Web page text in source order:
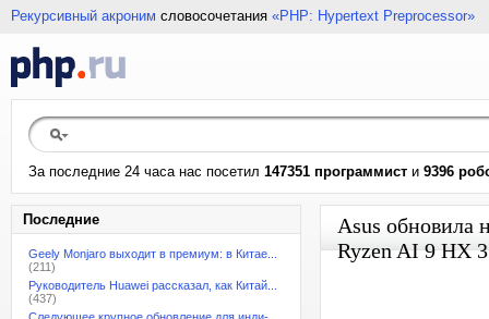
Рекурсивный акроним словосочетания «PHP: Hypertext Preprocessor»
За последние 24 часа нас посетил 147351 программист и 9396
Последние
Geely Monjaro выходит в премиум: в Китае...
(211)
Руководитель Huawei рассказал, как Китай...
(437)
Asus обновила
Ryzen AI 9 HX